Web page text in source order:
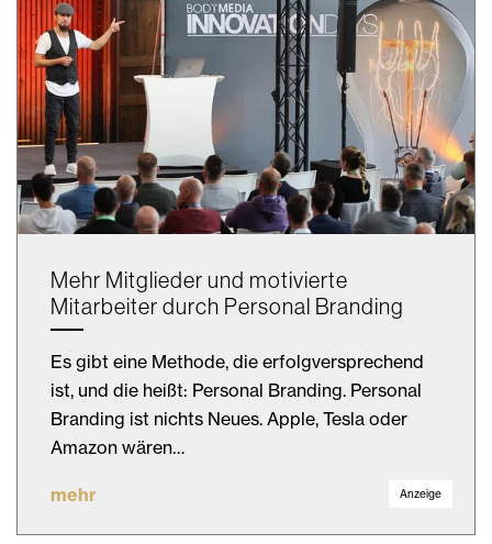
Mehr Mitglieder und motivierte
Mitarbeiter durch Personal Branding
Es gibt eine Methode, die erfolgversprechend
ist, und die heißt: Personal Branding. Personal
Branding ist nichts Neues. Apple, Tesla oder
Amazon wären…
mehr Anzeige